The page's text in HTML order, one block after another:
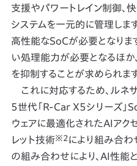
支援やパワートレイン制御、
システムを一元的に管理しま
高性能なSoCが必要となりま
い処理能力が必要となるほか
を抑制することが求められます
これに対応するため、ルネ
5世代「R-Car X5シリーズ」
ウェアに最適化されたAIアク
レット技術※2により組み合わ
の組み合わせにより、AI性能